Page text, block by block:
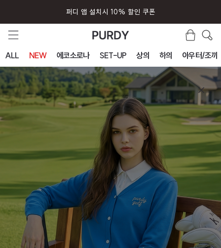
퍼디 앱 설치시 10% 할인 쿠폰
ALL NEW 에코소로나 SET-UP 상의 하의 아우터/조끼